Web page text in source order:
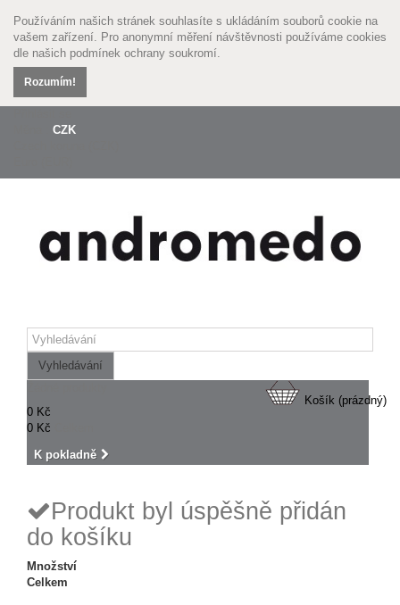
Rozumím!
Používáním našich stránek souhlasíte s ukládáním souborů cookie na
vašem zařízení. Pro anonymní měření návštěvnosti používáme cookies
dle našich podmínek ochrany soukromí.
CZK
Vyhledávání
Košík (prázdný)
0 Kč
0 Kč
K pokladně
Produkt byl úspěšně přidán
do košíku
Množství
Celkem